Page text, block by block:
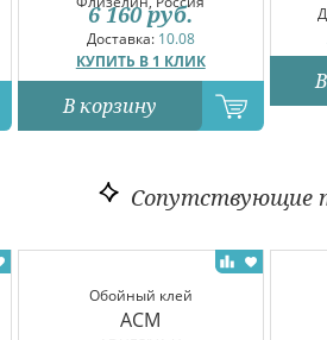
Доставка: 10.08
КУПИТЬ В 1 КЛИК
6 160 руб.
В корзину
Сопутствующие
Обойный клей
ACM